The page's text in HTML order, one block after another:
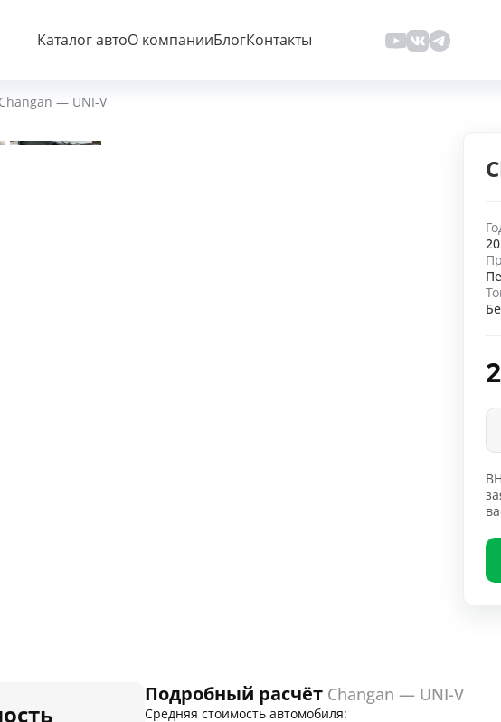
Каталог автоО компанииБлогКонтакты
Changan — UNI-V
Подробный расчёт Changan — UNI-V
Средняя стоимость автомобиля: